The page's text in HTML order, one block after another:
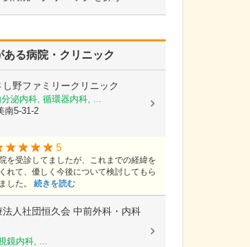
ある病院・クリニック
し野ファミリークリニック
泌内科, 循環器内科, ...
南5-31-2
5
を受診してましたが、これまでの経緯を
れて、優しく今後について検討してもら
した。 続きを読む
法人社団恒久会 中前外科・内科
鏡内科, ...